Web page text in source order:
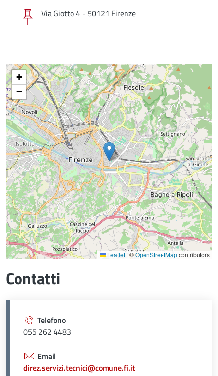
Via Giotto 4 - 50121 Firenze
+
−
Leaflet|©OpenStreetMapcontributors
Contatti
Telefono
055 262 4483
Email
direz.servizi.tecnici@comune.fi.it